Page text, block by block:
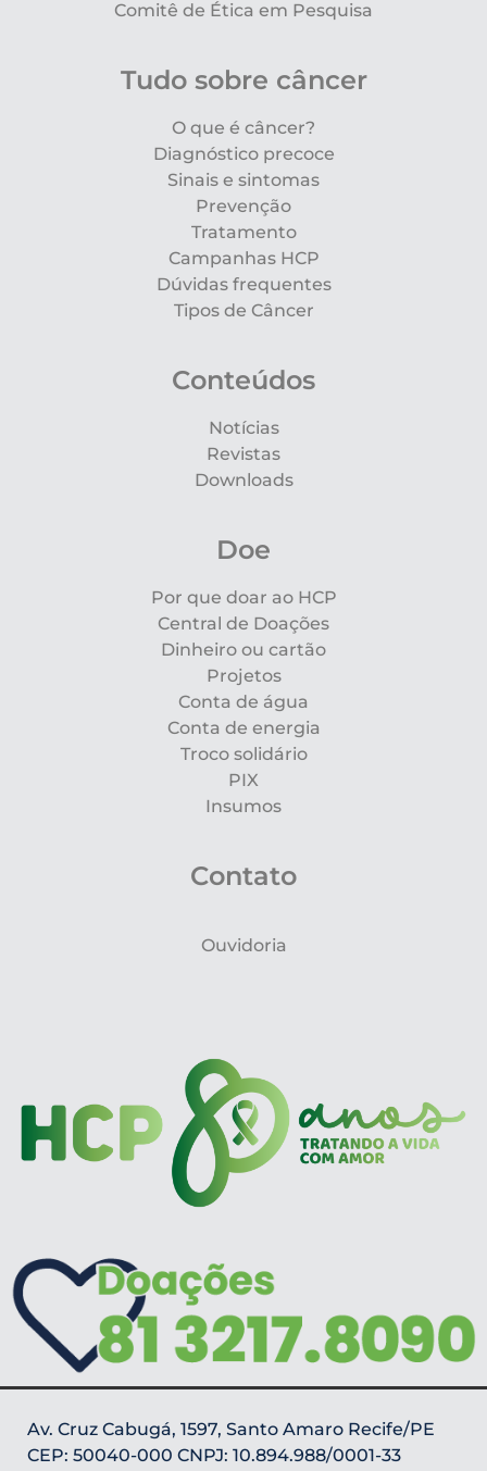
Comitê de Ética em Pesquisa
Tudo sobre câncer
O que é câncer?
Diagnóstico precoce
Sinais e sintomas
Prevenção
Tratamento
Campanhas HCP
Dúvidas frequentes
Tipos de Câncer
Conteúdos
Notícias
Revistas
Downloads
Doe
Por que doar ao HCP
Central de Doações
Dinheiro ou cartão
Projetos
Conta de água
Conta de energia
Troco solidário
PIX
Insumos
Contato
Ouvidoria
Av. Cruz Cabugá, 1597, Santo Amaro Recife/PE
CEP: 50040-000 CNPJ: 10.894.988/0001-33